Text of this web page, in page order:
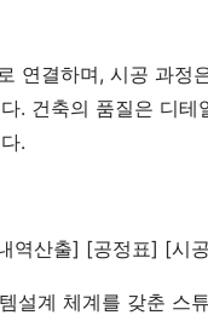
연결하며, 시공 과정
. 건축의 품질은 디
.
산출] [공정표] [시
설계 체계를 갖춘 스